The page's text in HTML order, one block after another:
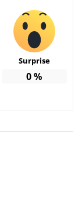
Surprise
0%